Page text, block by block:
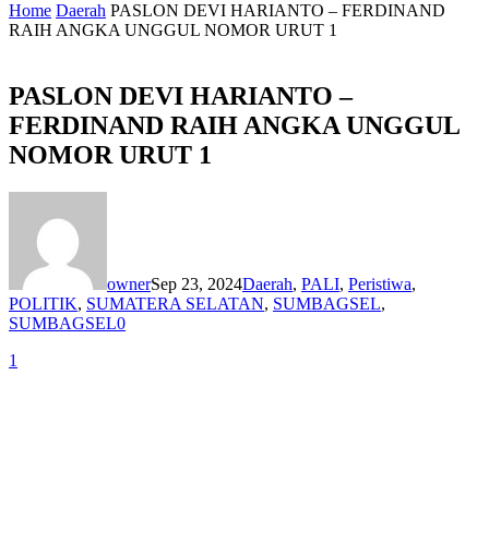
Home Daerah PASLON DEVI HARIANTO – FERDINAND
RAIH ANGKA UNGGUL NOMOR URUT 1
PASLON DEVI HARIANTO –
FERDINAND RAIH ANGKA UNGGUL
NOMOR URUT 1
ownerSep 23, 2024Daerah, PALI, Peristiwa,
POLITIK, SUMATERA SELATAN, SUMBAGSEL,
SUMBAGSEL0
1